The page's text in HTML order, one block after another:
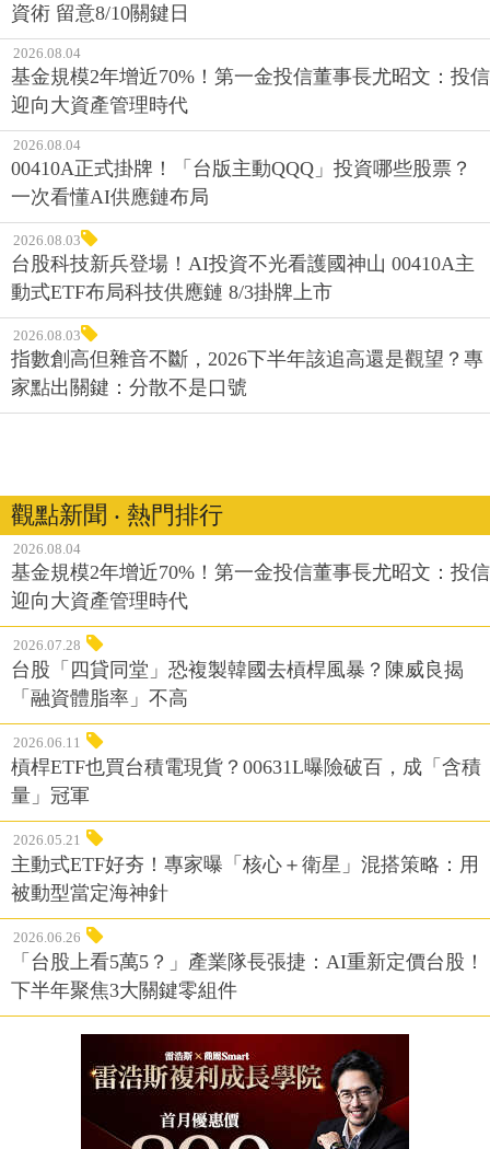
資術 留意8/10關鍵日
2026.08.04
基金規模2年增近70%！第一金投信董事長尤昭文：投信
迎向大資產管理時代
2026.08.04
00410A正式掛牌！「台版主動QQQ」投資哪些股票？
一次看懂AI供應鏈布局
2026.08.03
台股科技新兵登場！AI投資不光看護國神山 00410A主
動式ETF布局科技供應鏈 8/3掛牌上市
2026.08.03
指數創高但雜音不斷，2026下半年該追高還是觀望？專
家點出關鍵：分散不是口號
觀點新聞 ‧ 熱門排行
2026.08.04
基金規模2年增近70%！第一金投信董事長尤昭文：投信
迎向大資產管理時代
2026.07.28
台股「四貸同堂」恐複製韓國去槓桿風暴？陳威良揭
「融資體脂率」不高
2026.06.11
槓桿ETF也買台積電現貨？00631L曝險破百，成「含積
量」冠軍
2026.05.21
主動式ETF好夯！專家曝「核心＋衛星」混搭策略：用
被動型當定海神針
2026.06.26
「台股上看5萬5？」產業隊長張捷：AI重新定價台股！
下半年聚焦3大關鍵零組件